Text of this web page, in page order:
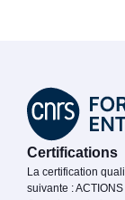
Certifications
La certification
suivante :